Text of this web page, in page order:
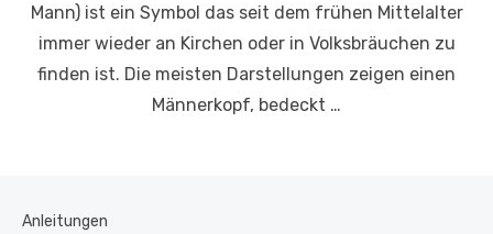
Mann) ist ein Symbol das seit dem frühen Mittelalter
immer wieder an Kirchen oder in Volksbräuchen zu
finden ist. Die meisten Darstellungen zeigen einen
Männerkopf, bedeckt …
Anleitungen